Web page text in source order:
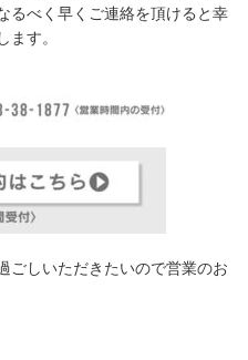
るべく早くご連絡を頂けると幸
ます。
ごしいただきたいので営業のお